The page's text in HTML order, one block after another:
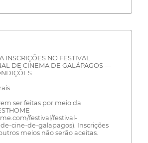
INSCRIÇÕES NO FESTIVAL
DE CINEMA DE GALÁPAGOS —
ser feitas por meio da
festival/festival-
cine-de-galapagos). Inscrições
meios não serão aceitas.